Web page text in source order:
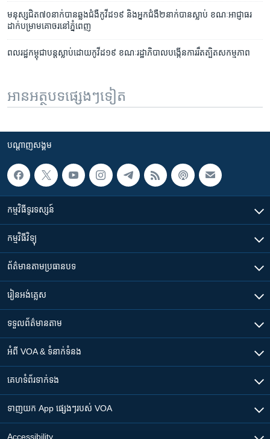
មនុស្សជិត៧០នាក់បានឆ្លងជំងឺកូវីដ១៩ និងអ្នកជំងឺ២នាក់បានស្លាប់ ខណៈ​អាជ្ញាធរ​
ដាក់​បម្រាម​គោចរ​​នៅ​ភ្នំពេញ
ពលរដ្ឋ​កម្ពុជា​បន្ត​ស្លាប់​ដោយ​កូវីដ១៩ ខណៈ​រដ្ឋាភិបាល​បង្កើន​ការរឹតត្បិត​សកម្មភាព
អានអត្ថបទផ្សេងៗទៀត
បណ្តាញ​សង្គម
កម្មវិធី​ទូរទស្សន៍
កម្មវិធី​វិទ្យុ
ព័ត៌មាន​តាមប្រធានបទ​
រៀន​​អង់គ្លេស
ទទួល​ព័ត៌មាន​តាម
អំពី​ VOA & ទំនាក់ទំនង
គេហទំព័រ​​ទាក់ទង
ទាញយក​ App ផ្សេងៗ​របស់​ VOA
Accessibility